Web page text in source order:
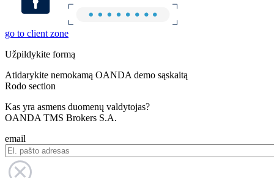
go to client zone
Užpildykite formą
Atidarykite nemokamą OANDA demo sąskaitą
Rodo section
Kas yra asmens duomenų valdytojas?
OANDA TMS Brokers S.A.
email